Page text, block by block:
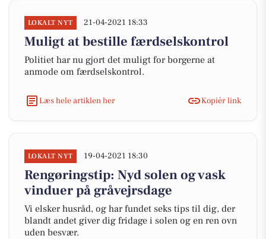
LOKALT NYT 21-04-2021 18:33
Muligt at bestille færdselskontrol
Politiet har nu gjort det muligt for borgerne at
anmode om færdselskontrol.
Læs hele artiklen her Kopiér link
LOKALT NYT 19-04-2021 18:30
Rengøringstip: Nyd solen og vask
vinduer på gråvejrsdage
Vi elsker husråd, og har fundet seks tips til dig, der
blandt andet giver dig fridage i solen og en ren ovn
uden besvær.